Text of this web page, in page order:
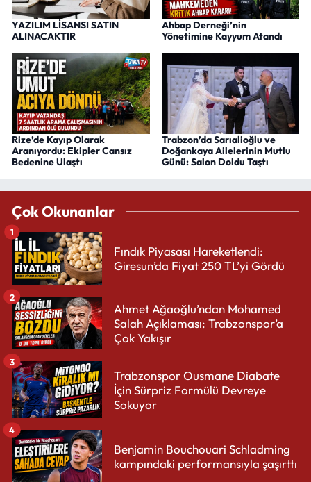
YAZILIM LİSANSI SATIN
ALINACAKTIR
Ahbap Derneği’nin
Yönetimine Kayyum Atandı
Rize’de Kayıp Olarak
Aranıyordu: Ekipler Cansız
Bedenine Ulaştı
Trabzon’da Sarıalioğlu ve
Doğankaya Ailelerinin Mutlu
Günü: Salon Doldu Taştı
Çok Okunanlar
Fındık Piyasası Hareketlendi:
Giresun’da Fiyat 250 TL’yi Gördü
1
Ahmet Ağaoğlu’ndan Mohamed
Salah Açıklaması: Trabzonspor’a
Çok Yakışır
2
Trabzonspor Ousmane Diabate
İçin Sürpriz Formülü Devreye
Sokuyor
3
Benjamin Bouchouari Schladming
kampındaki performansıyla şaşırttı
4